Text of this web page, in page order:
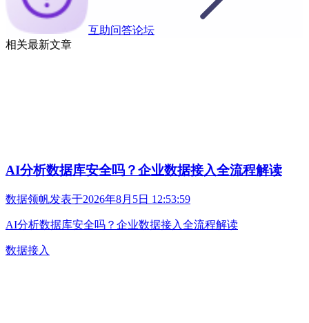
互助问答论坛
相关最新文章
AI分析数据库安全吗？企业数据接入全流程解读
数据领帆发表于2026年8月5日 12:53:59
AI分析数据库安全吗？企业数据接入全流程解读
数据接入